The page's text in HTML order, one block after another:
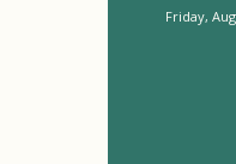
Friday,